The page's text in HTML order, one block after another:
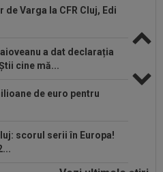
de Varga la CFR Cluj, Edi
a dat declarația
cine mă...
de euro pentru
scorul serii în Europa!